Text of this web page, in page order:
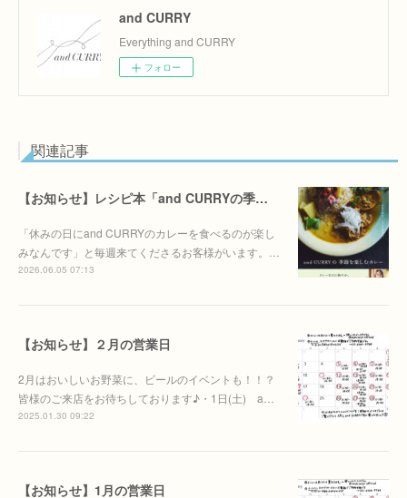
and CURRY
Everything and CURRY
フォロー
関連記事
【お知らせ】レシピ本「and CURRYの季節を季節を楽しむカレー」6/30(火)発売決定！！
「休みの日にand CURRYのカレーを食べるのが楽し
みなんです」と毎週来てくださるお客様がいます。…
2026.06.05 07:13
【お知らせ】２月の営業日
2月はおいしいお野菜に、ビールのイベントも！！？
皆様のご来店をお待ちしております♪・1日(土) a…
2025.01.30 09:22
【お知らせ】1月の営業日